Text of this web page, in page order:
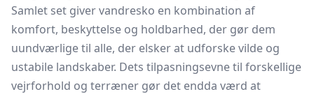
Samlet set giver vandresko en kombination af
komfort, beskyttelse og holdbarhed, der gør dem
uundværlige til alle, der elsker at udforske vilde og
ustabile landskaber. Dets tilpasningsevne til forskellige
vejrforhold og terræner gør det endda værd at